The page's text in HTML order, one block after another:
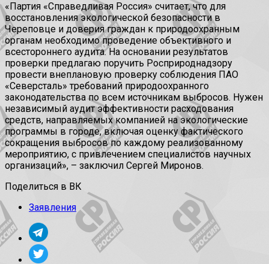
«Партия «Справедливая Россия» считает, что для
восстановления экологической безопасности в
Череповце и доверия граждан к природоохранным
органам необходимо проведение объективного и
всестороннего аудита. На основании результатов
проверки предлагаю поручить Росприроднадзору
провести внеплановую проверку соблюдения ПАО
«Северсталь» требований природоохранного
законодательства по всем источникам выбросов. Нужен
независимый аудит эффективности расходования
средств, направляемых компанией на экологические
программы в городе, включая оценку фактического
сокращения выбросов по каждому реализованному
мероприятию, с привлечением специалистов научных
организаций», – заключил Сергей Миронов.
Поделиться в ВК
Заявления